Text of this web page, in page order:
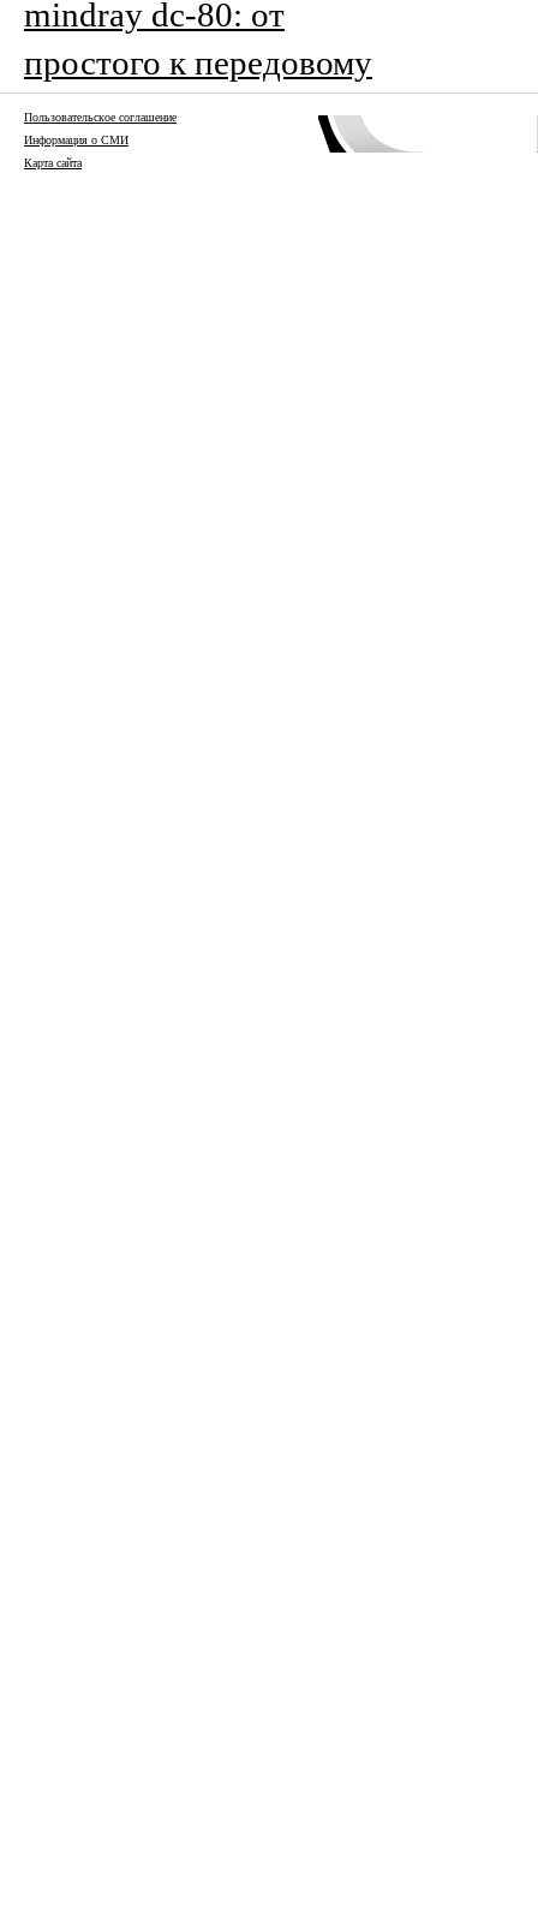
mindray dc-80: от
простого к передовому
Пользовательское соглашение
Информация о СМИ
Карта сайта